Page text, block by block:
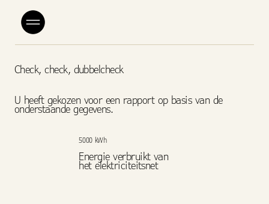
Check, check, dubbelcheck
U heeft gekozen voor een rapport op basis van de
onderstaande gegevens.
5000 kWh
Energie verbruikt van
het elektriciteitsnet